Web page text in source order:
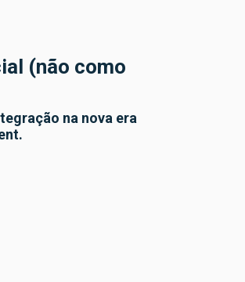
(não como
na nova era